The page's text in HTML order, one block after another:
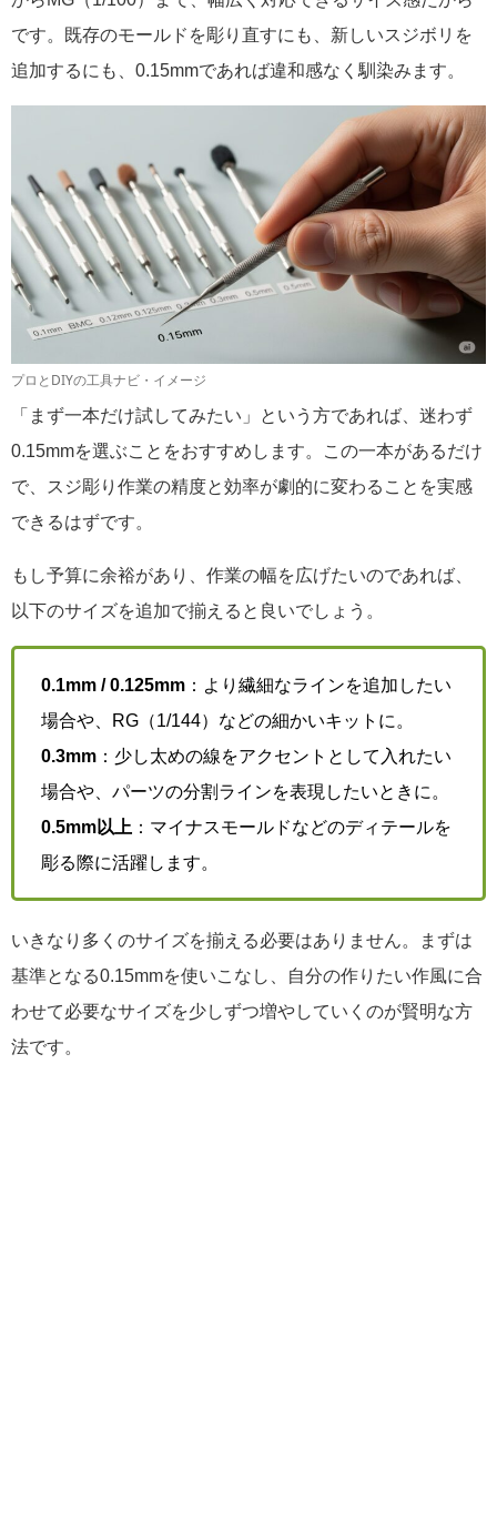
です。既存のモールドを彫り直すにも、新しいスジボリを
追加するにも、0.15mmであれば違和感なく馴染みます。
プロとDIYの工具ナビ・イメージ
「まず一本だけ試してみたい」という方であれば、迷わず
0.15mmを選ぶことをおすすめします。この一本があるだけ
で、スジ彫り作業の精度と効率が劇的に変わることを実感
できるはずです。
もし予算に余裕があり、作業の幅を広げたいのであれば、
以下のサイズを追加で揃えると良いでしょう。
0.1mm / 0.125mm ：より繊細なラインを追加したい
場合や、RG（1/144）などの細かいキットに。
0.3mm ：少し太めの線をアクセントとして入れたい
場合や、パーツの分割ラインを表現したいときに。
0.5mm以上 ：マイナスモールドなどのディテールを
彫る際に活躍します。
いきなり多くのサイズを揃える必要はありません。まずは
基準となる0.15mmを使いこなし、自分の作りたい作風に合
わせて必要なサイズを少しずつ増やしていくのが賢明な方
法です。